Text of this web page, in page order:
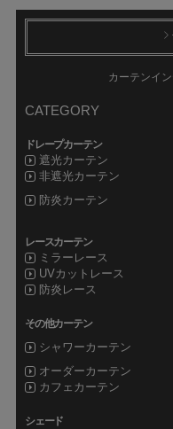
カーテンイ
CATEGORY
ドレープカーテン
遮光カーテン
非遮光カーテン
防炎カーテン
レースカーテン
ミラーレース
UVカットレース
防炎レース
その他カーテン
シャワーカーテン
オーダーカーテン
カフェカーテン
シェード